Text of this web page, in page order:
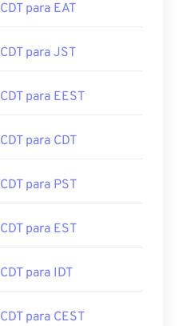
CDT para EAT
CDT para JST
CDT para EEST
CDT para CDT
CDT para PST
CDT para EST
CDT para IDT
CDT para CEST